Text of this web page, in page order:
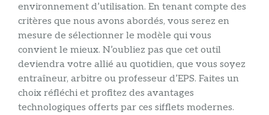
environnement d’utilisation. En tenant compte des
critères que nous avons abordés, vous serez en
mesure de sélectionner le modèle qui vous
convient le mieux. N’oubliez pas que cet outil
deviendra votre allié au quotidien, que vous soyez
entraîneur, arbitre ou professeur d’EPS. Faites un
choix réfléchi et profitez des avantages
technologiques offerts par ces sifflets modernes.